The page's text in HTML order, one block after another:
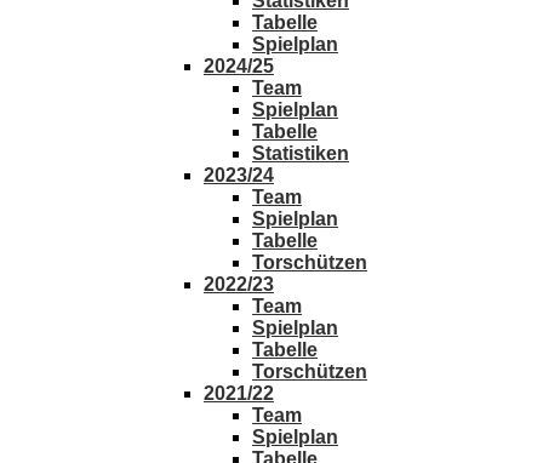
Tabelle
Spielplan
2024/25
Team
Spielplan
Tabelle
Statistiken
2023/24
Team
Spielplan
Tabelle
Torschützen
2022/23
Team
Spielplan
Tabelle
Torschützen
2021/22
Team
Spielplan
Tabelle